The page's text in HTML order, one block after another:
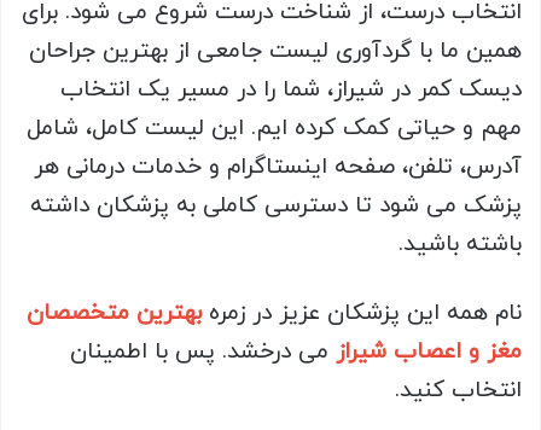
انتخاب درست، از شناخت درست شروع می شود. برای
همین ما با گردآوری لیست جامعی از بهترین جراحان
دیسک کمر در شیراز، شما را در مسیر یک انتخاب
مهم و حیاتی کمک کرده ایم. این لیست کامل، شامل
آدرس، تلفن، صفحه اینستاگرام و خدمات درمانی هر
پزشک می شود تا دسترسی کاملی به پزشکان داشته
باشته باشید.
نام همه این پزشکان عزیز در زمرهبهترین متخصصان
مغز و اعصاب شیراز می درخشد. پس با اطمینان
انتخاب کنید.